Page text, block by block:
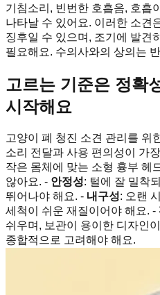
기침소리, 빈번한 호흡음, 호흡
나타날 수 있어요. 이러한 소견
징후일 수 있으며, 조기에 발견
필요해요. 수의사와의 상의는
고르는 기준은 정확
시작해요
고양이 폐 청진 소견 관리를 위
소리 전달과 사용 편의성이 가
작은 몸체에 맞는 소형 흉부 헤
않아요. - 안정성: 털에 잘 밀착
뛰어나야 해요. - 내구성: 오랜
세척이 쉬운 재질이어야 해요. -
쉬우며, 보관이 용이한 디자인
종합적으로 고려해야 해요.